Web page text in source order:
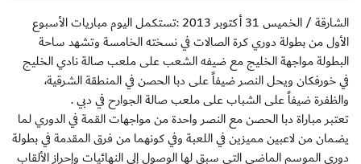
الشارقة / الخميس 31 أكتوبر 2013 :تستكمل اليوم مباريات الأسبوع
الأول من بطولة دوري كرة الصالات في نسخته الخامسة وتشهد ساحة
البطولة مواجهة الخليج مع ضيفه الشعب على ملعب صالة نادي الخليج
في خورفكان ويحل النصر ضيفاً على دبا الحصن في المنطقة الشرقية،
والظفرة ضيفاً على الشباب على ملعب صالة الجوارح في دبي .
تعتبر مباراة دبا الحصن مع النصر واحدة من مواجهات القمة في الدوري لما
يضمان من لاعبين مميزين في اللعبة وفي كونهما من فرق المقدمة في بطولة
دوري الموسم الماضي التي سبق لها الوصول إلى النهائيات وإحراز الألقاب